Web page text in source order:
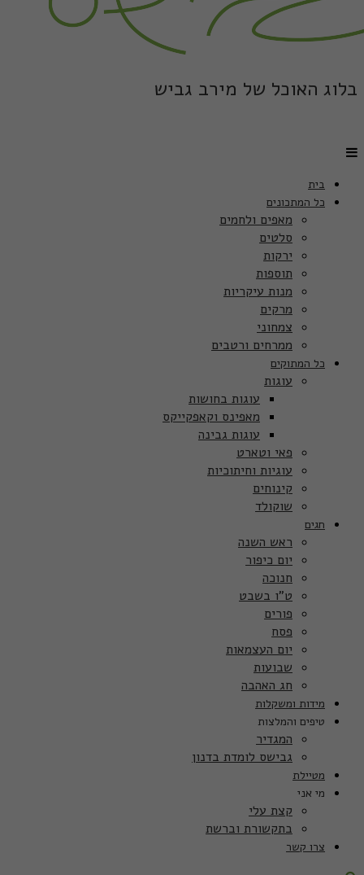
בלוג האוכל של מירב גביש
בית
כל המתכונים
מאפים ולחמים
סלטים
ירקות
תוספות
מנות עיקריות
מרקים
צמחוני
ממרחים ורטבים
כל המתוקים
עוגות
עוגות בחושות
מאפינס וקאפקייקס
עוגות גבינה
פאי וטארט
עוגיות וחיתוכיות
קינוחים
שוקולד
חגים
ראש השנה
יום כיפור
חנוכה
ט”ו בשבט
פורים
פסח
יום העצמאות
שבועות
חג האהבה
מידות ומשקלות
טיפים והמלצות
המגדיר
גבישס לומדת בדנון
מטיילת
מי אני
קצת עלי
בתקשורת וברשת
צרו קשר